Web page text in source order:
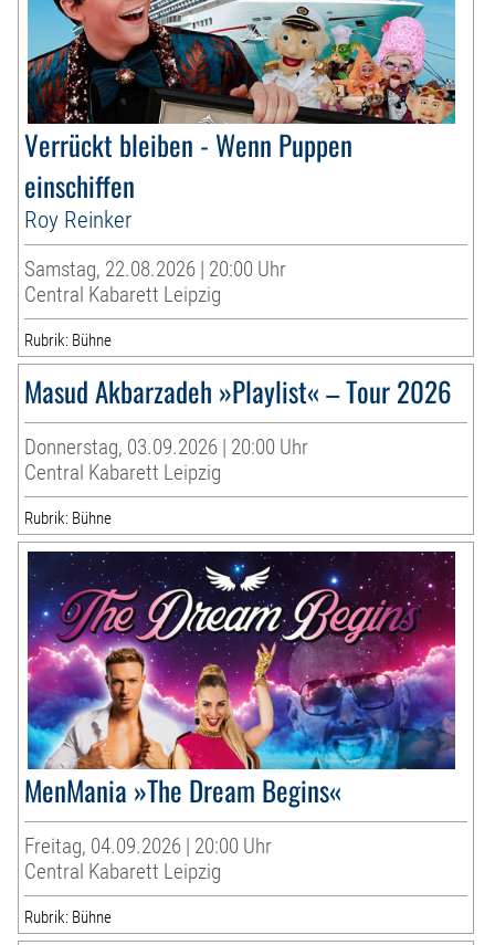
Verrückt bleiben - Wenn Puppen
einschiffen
Roy Reinker
Samstag, 22.08.2026 | 20:00 Uhr
Central Kabarett Leipzig
Rubrik: Bühne
Masud Akbarzadeh »Playlist« – Tour 2026
Donnerstag, 03.09.2026 | 20:00 Uhr
Central Kabarett Leipzig
Rubrik: Bühne
MenMania »The Dream Begins«
Freitag, 04.09.2026 | 20:00 Uhr
Central Kabarett Leipzig
Rubrik: Bühne